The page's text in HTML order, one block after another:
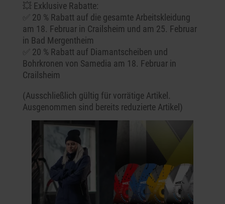
💥 Exklusive Rabatte:
✅ 20 % Rabatt auf die gesamte Arbeitskleidung
am 18. Februar in Crailsheim und am 25. Februar
in Bad Mergentheim
✅ 20 % Rabatt auf Diamantscheiben und
Bohrkronen von Samedia am 18. Februar in
Crailsheim
(Ausschließlich gültig für vorrätige Artikel.
Ausgenommen sind bereits reduzierte Artikel)